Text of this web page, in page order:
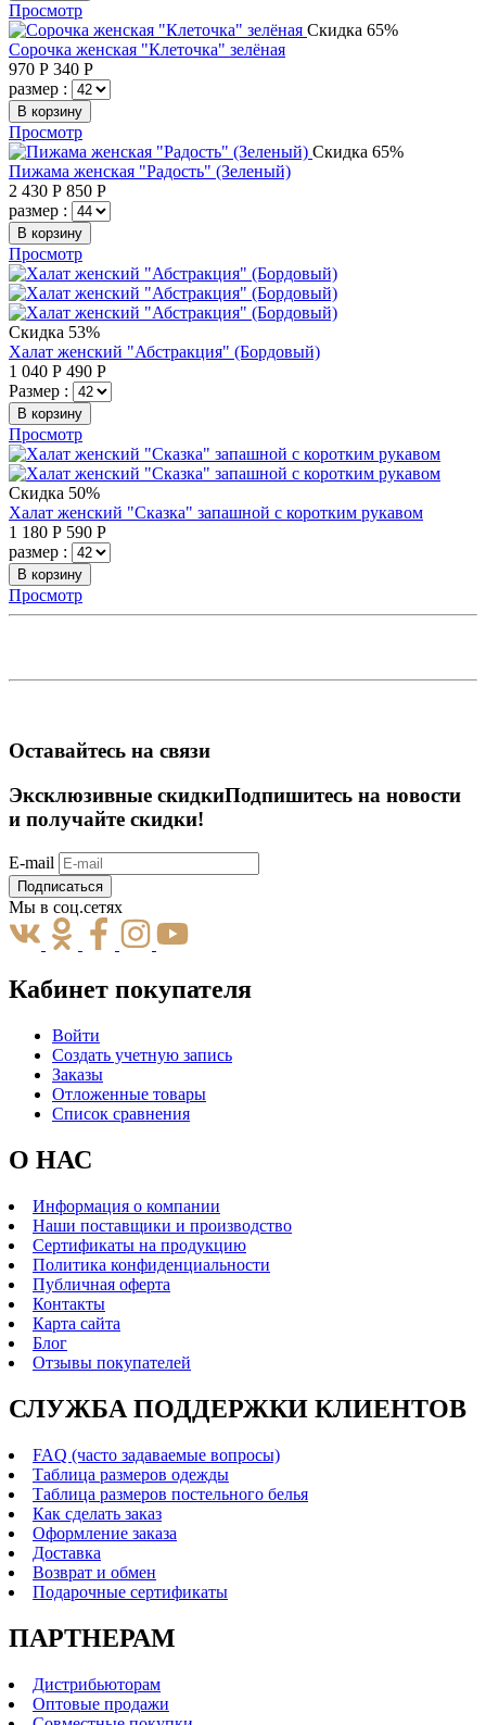
Просмотр
Скидка 65%
Сорочка женская "Клеточка" зелёная
970 Р 340 Р
размер :
В корзину
Просмотр
Скидка 65%
Пижама женская "Радость" (Зеленый)
2 430 Р 850 Р
размер :
В корзину
Просмотр
Скидка 53%
Халат женский "Абстракция" (Бордовый)
1 040 Р 490 Р
Размер :
В корзину
Просмотр
Скидка 50%
Халат женский "Сказка" запашной с коротким рукавом
1 180 Р 590 Р
размер :
В корзину
Просмотр
Оставайтесь на связи
Эксклюзивные скидкиПодпишитесь на новости
и получайте скидки!
E-mail
Подписаться
Мы в соц.сетях
Кабинет покупателя
Войти
Создать учетную запись
Заказы
Отложенные товары
Список сравнения
О НАС
Информация о компании
Наши поставщики и производство
Сертификаты на продукцию
Политика конфиденциальности
Публичная оферта
Контакты
Карта сайта
Блог
Отзывы покупателей
СЛУЖБА ПОДДЕРЖКИ КЛИЕНТОВ
FAQ (часто задаваемые вопросы)
Таблица размеров одежды
Таблица размеров постельного белья
Как сделать заказ
Оформление заказа
Доставка
Возврат и обмен
Подарочные сертификаты
ПАРТНЕРАМ
Дистрибьюторам
Оптовые продажи